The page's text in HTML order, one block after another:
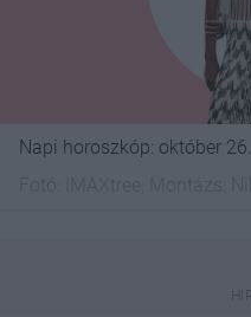
Napi horoszkóp: október 26.